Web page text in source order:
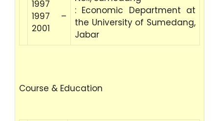
1997
1997 –
2001
: Economic Department at
the University of Sumedang,
Jabar
Course & Education